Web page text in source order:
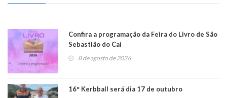
Confira a programação da Feira do Livro de São
Sebastião do Caí
8 de agosto de 2026
16° Kerbball será dia 17 de outubro